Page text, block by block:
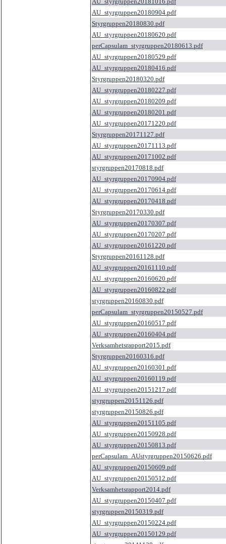
AU_styrgruppen20180904.pdf
Styrgruppen20180830.pdf
AU_styrgruppen20180620.pdf
perCapsulam_styrgruppen20180613.pdf
AU_styrgruppen20180529.pdf
AU_styrgruppen20180416.pdf
Styrgruppen20180320.pdf
AU_styrgruppen20180227.pdf
AU_styrgruppen20180209.pdf
AU_styrgruppen20180201.pdf
AU_styrgruppen20171220.pdf
Styrgruppen20171127.pdf
AU_styrgruppen20171113.pdf
AU_styrgruppen20171002.pdf
styrgruppen20170818.pdf
AU_styrgruppen20170904.pdf
AU_styrgruppen20170614.pdf
AU_styrgruppen20170418.pdf
Styrgruppen20170330.pdf
AU_styrgruppen20170307.pdf
AU_styrgruppen20170207.pdf
AU_styrgruppen20161220.pdf
Styrgruppen20161128.pdf
AU_styrgruppen20161110.pdf
AU_styrgruppen20160620.pdf
AU_styrgruppen20160822.pdf
styrgruppen20160830.pdf
perCapsulam_styrgruppen20150527.pdf
AU_styrgruppen20160517.pdf
AU_styrgruppen20160404.pdf
Verksamhetsrapport2015.pdf
Styrgruppen20160316.pdf
AU_styrgruppen20160301.pdf
AU_styrgruppen20160119.pdf
AU_styrgruppen20151217.pdf
styrgruppen20151126.pdf
styrgruppen20150826.pdf
AU_styrgruppen20151105.pdf
AU_styrgruppen20150928.pdf
AU_styrgruppen20150813.pdf
perCapsulam_AUstyrgruppen20150626.pdf
AU_styrgruppen20150609.pdf
AU_styrgruppen20150512.pdf
Verksamhetsrapport2014.pdf
AU_styrgruppen20150407.pdf
styrgruppen20150319.pdf
AU_styrgruppen20150224.pdf
AU_styrgruppen20150129.pdf